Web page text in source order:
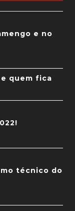
e no
e quem fica
técnico do